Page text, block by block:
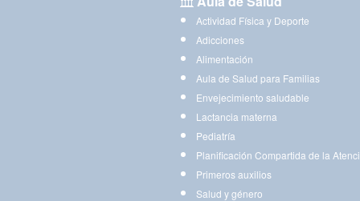
Actividad Física y Deporte
Adicciones
Alimentación
Aula de Salud para Familias
Envejecimiento saludable
Lactancia materna
Pediatría
Planificación Compartida de la
Primeros auxilios
Salud y género